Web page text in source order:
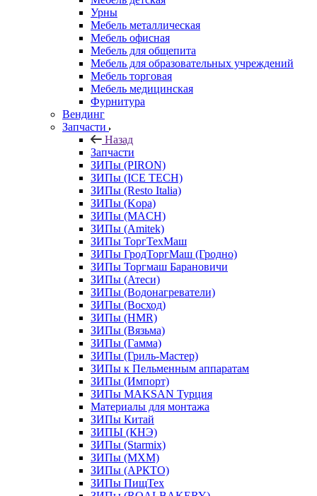
Урны
Мебель металлическая
Мебель офисная
Мебель для общепита
Мебель для образовательных учреждений
Мебель торговая
Мебель медицинская
Фурнитура
Вендинг
Запчасти
Назад
Запчасти
ЗИПы (PIRON)
ЗИПы (ICE TECH)
ЗИПы (Resto Italia)
ЗИПы (Kopa)
ЗИПы (MACH)
ЗИПы (Amitek)
ЗИПы ТоргТехМаш
ЗИПы ГродТоргМаш (Гродно)
ЗИПы Торгмаш Барановичи
ЗИПы (Атеси)
ЗИПы (Водонагреватели)
ЗИПы (Восход)
ЗИПы (HMR)
ЗИПы (Вязьма)
ЗИПы (Гамма)
ЗИПы (Гриль-Мастер)
ЗИПы к Пельменным аппаратам
ЗИПы (Импорт)
ЗИПы MAKSAN Турция
Материалы для монтажа
ЗИПы Китай
ЗИПЫ (КНЭ)
ЗИПы (Starmix)
ЗИПы (МХМ)
ЗИПы (АРКТО)
ЗИПы ПищТех